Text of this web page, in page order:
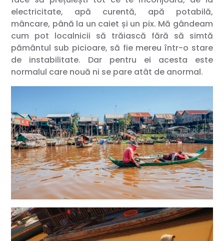
electricitate, apă curentă, apă potabilă,
mâncare, până la un caiet și un pix. Mă gândeam
cum pot localnicii să trăiască fără să simtă
pământul sub picioare, să fie mereu într-o stare
de instabilitate. Dar pentru ei acesta este
normalul care nouă ni se pare atât de anormal.